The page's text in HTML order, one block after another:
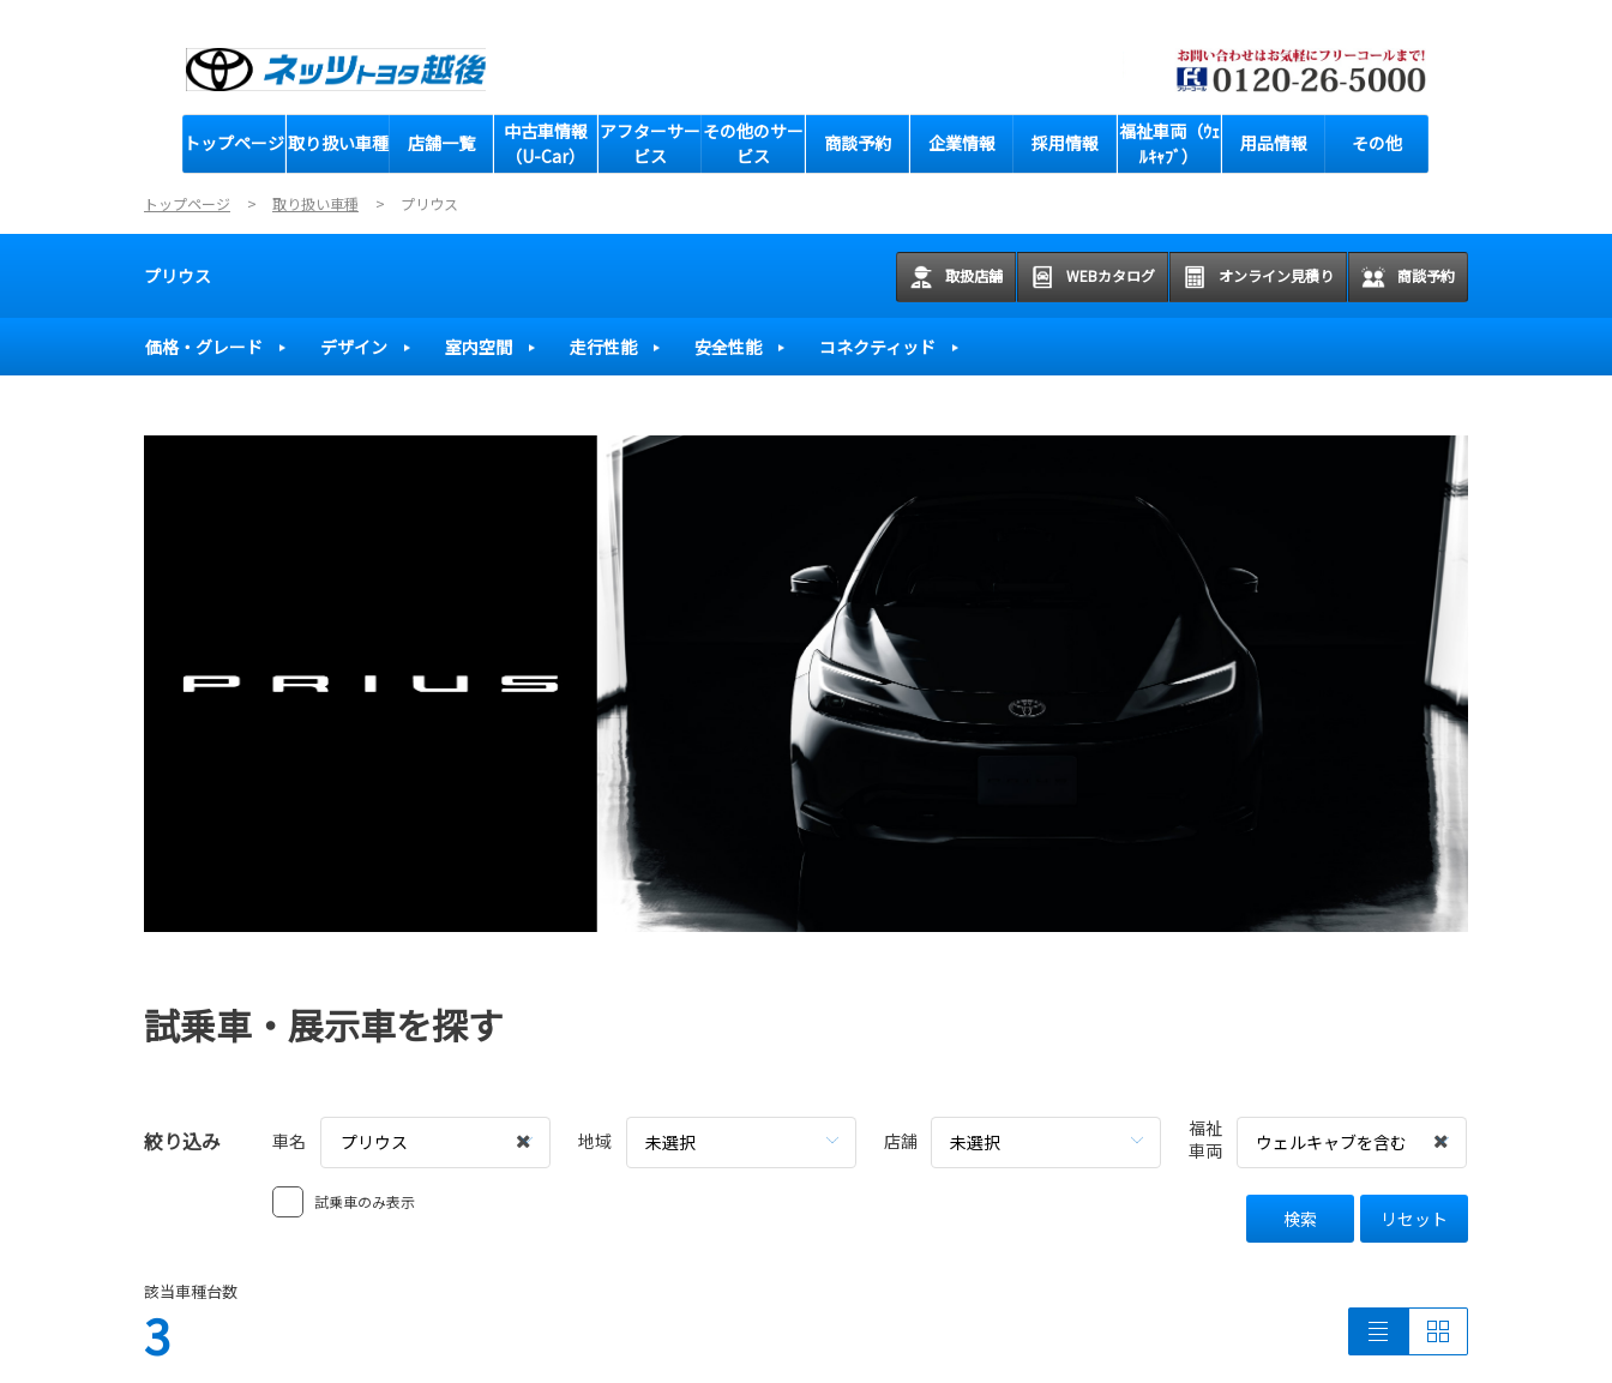
トップページ取り扱い車種 店舗一覧
中古車情報
（U-Car）
アフターサー
ビス
その他のサー
ビス
商談予約 企業情報 採用情報
福祉車両（ｳｪ
ﾙｷｬﾌﾞ）
用品情報 その他
トップページ 取り扱い車種 プリウス
プリウス 取扱店舗 WEBカタログ オンライン見積り 商談予約
価格・グレード デザイン 室内空間 走行性能 安全性能 コネクティッド
試乗車・展示車を探す
絞り込み 車名 プリウス 地域 未選択 店舗 未選択
福祉
車両
ウェルキャブを含む
試乗車のみ表示
検索 リセット
該当車種台数
3